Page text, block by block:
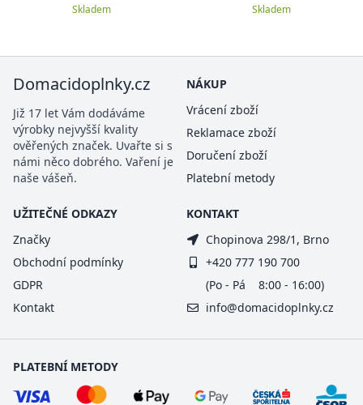
Skladem Skladem
Domacidoplnky.cz
Již 17 let Vám dodáváme
výrobky nejvyšší kvality
ověřených značek. Uvařte si s
námi něco dobrého. Vaření je
naše vášeň.
NÁKUP
Vrácení zboží
Reklamace zboží
Doručení zboží
Platební metody
UŽITEČNÉ ODKAZY
Značky
Obchodní podmínky
GDPR
Kontakt
KONTAKT
Chopinova 298/1, Brno
+420 777 190 700
(Po - Pá 8:00 - 16:00)
info@domacidoplnky.cz
PLATEBNÍ METODY